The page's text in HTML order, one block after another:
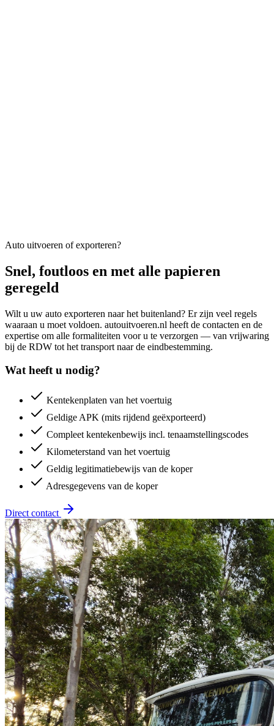
Auto uitvoeren of exporteren?
Snel, foutloos en met alle papieren
geregeld
Wilt u uw auto exporteren naar het buitenland? Er zijn veel regels
waaraan u moet voldoen. autouitvoeren.nl heeft de contacten en de
expertise om alle formaliteiten voor u te verzorgen — van vrijwaring
bij de RDW tot het transport naar de eindbestemming.
Wat heeft u nodig?
Kentekenplaten van het voertuig
Geldige APK (mits rijdend geëxporteerd)
Compleet kentekenbewijs incl. tenaamstellingscodes
Kilometerstand van het voertuig
Geldig legitimatiebewijs van de koper
Adresgegevens van de koper
Direct contact